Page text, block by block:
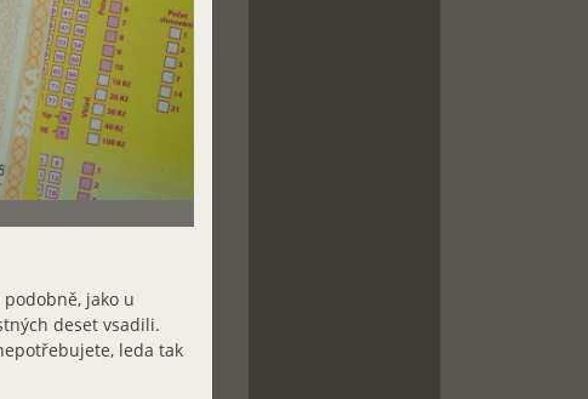
jako u
deset vsadili.
leda tak